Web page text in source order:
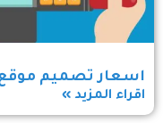
اسعار تصميم موقع
اقراء المزيد »